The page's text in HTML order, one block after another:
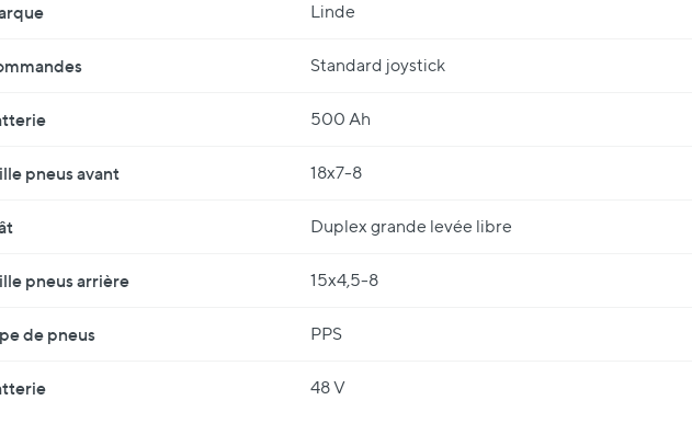
Linde
Standard joystick
500 Ah
pneus avant 18x7-8
Duplex grande levée libre
pneus arrière 15x4,5-8
de pneus PPS
48 V